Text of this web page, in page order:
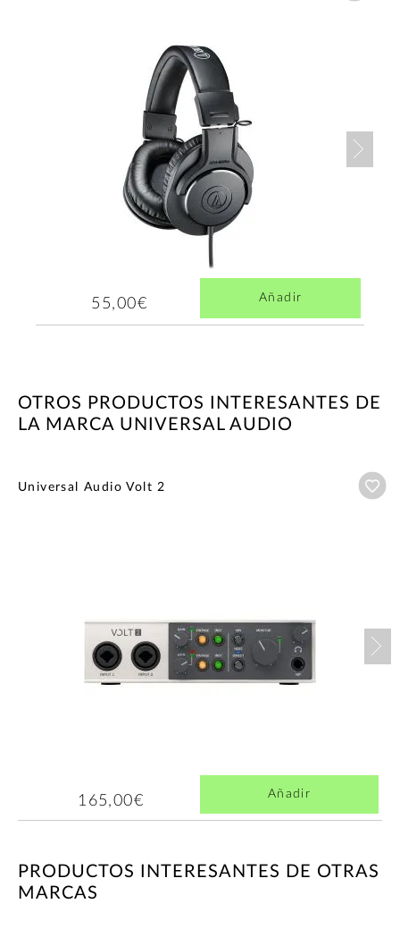
55,00€ Añadir
OTROS PRODUCTOS INTERESANTES DE
LA MARCA UNIVERSAL AUDIO
Universal Audio Volt 2
165,00€ Añadir
PRODUCTOS INTERESANTES DE OTRAS
MARCAS